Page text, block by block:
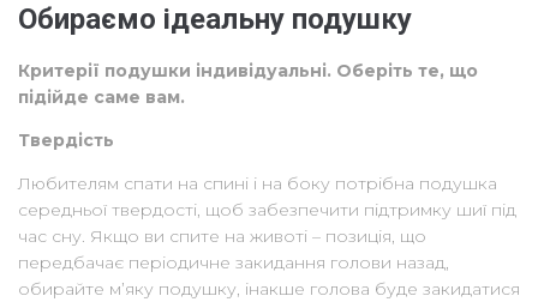
Обираємо ідеальну подушку
Критерії подушки індивідуальні. Оберіть те, що
підійде саме вам.
Твердість
Любителям спати на спині і на боку потрібна подушка
середньої твердості, щоб забезпечити підтримку шиї під
час сну. Якщо ви спите на животі – позиція, що
передбачає періодичне закидання голови назад,
обирайте м’яку подушку, інакше голова буде закидатися